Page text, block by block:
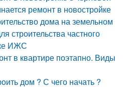
ремонт в новостройке
дома на земельном
строительства частного
ИЖС
в квартире поэтапно. Виды
дом ? С чего начать ?